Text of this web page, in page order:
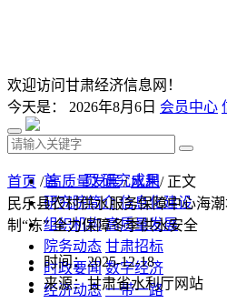
欢迎访问甘肃经济信息网！
今天是： 2026年8月6日 会员中心
首 页 研究成果
研究院简介 信息化建设
组织机构 高质量发展
院务动态 甘肃招标
时政要闻 数字经济
经济动态 一带一路
首页 /高质量发展/水利/ 正文
民乐县农村供水服务保障中心海
制“冻” 全力保障冬季供水安全
时间：2025-12-18
来源：甘肃省水利厅网站